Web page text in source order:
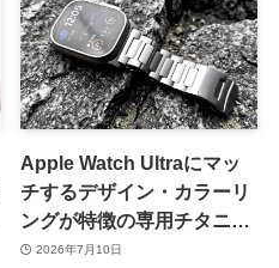
Apple Watch Ultraにマッ
チするデザイン・カラーリ
ングが特徴の専用チタニウ
ムバンド「MinZ TITANIUM
2026年7月10日